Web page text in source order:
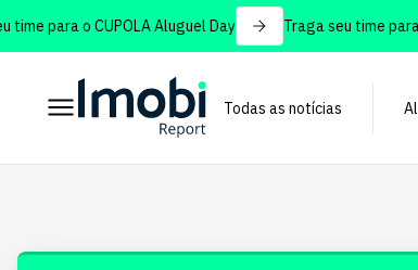
para o CUPOLA Aluguel Day Traga seu time para
Todas as notícias